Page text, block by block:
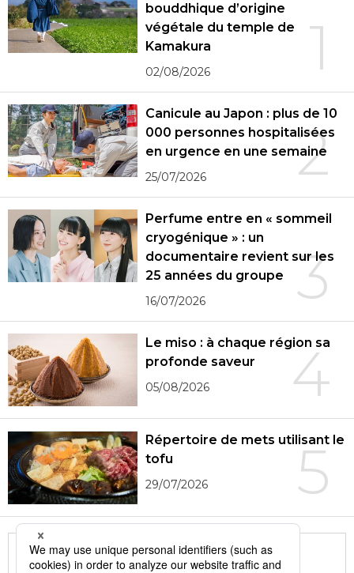
1
bouddhique d’origine
végétale du temple de
Kamakura
02/08/2026
2
Canicule au Japon : plus de 10
000 personnes hospitalisées
en urgence en une semaine
25/07/2026
3
Perfume entre en « sommeil
cryogénique » : un
documentaire revient sur les
25 années du groupe
16/07/2026
4
Le miso : à chaque région sa
profonde saveur
05/08/2026
5
Répertoire de mets utilisant le
tofu
29/07/2026
More in this series